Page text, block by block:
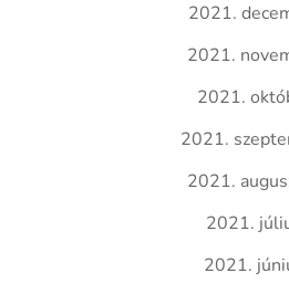
2021.
2021.
2021.
2021.
2021.
2021.
2021.